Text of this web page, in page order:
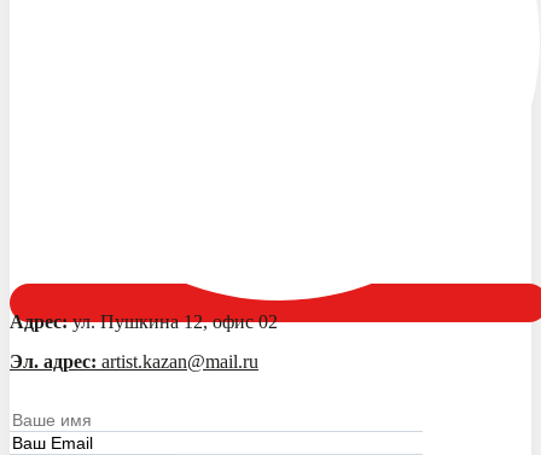
Адрес:ул. Пушкина 12, офис 02
Эл. адрес: artist.kazan@mail.ru